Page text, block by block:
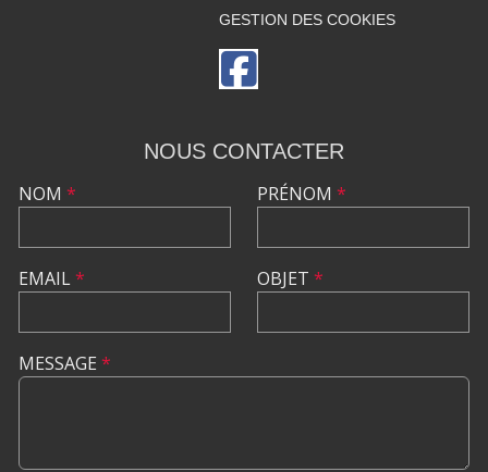
GESTION DES COOKIES
NOUS CONTACTER
NOM *
EMAIL*
PRÉNOM *
OBJET *
MESSAGE *